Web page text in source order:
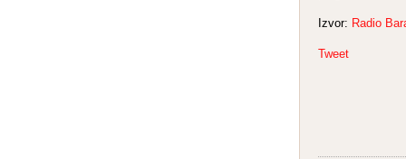
Izvor: Radio
Tweet